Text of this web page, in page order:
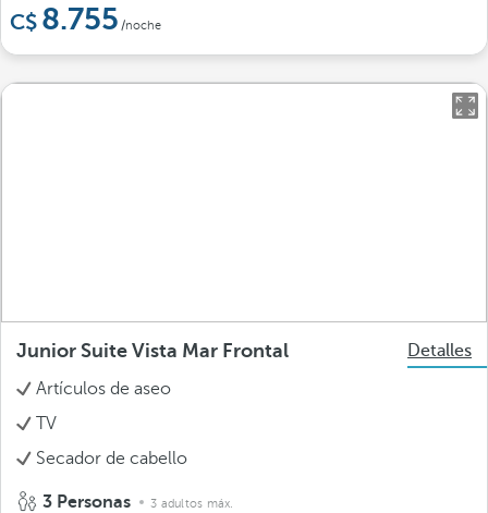
8.755 /noche
Junior Suite Vista Mar Frontal
Detalles
Artículos de aseo
TV
Secador de cabello
3 Personas 3 adultos máx.